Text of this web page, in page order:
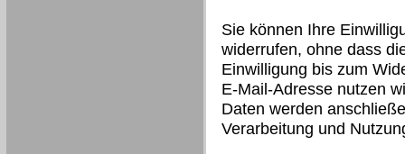
Sie können Ihre
widerrufen, ohne dass
Einwilligung bis zum
E-Mail-Adresse nutzen
Daten werden
Verarbeitung und